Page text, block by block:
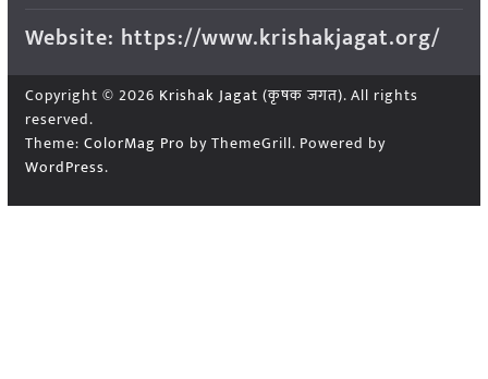
Website: https://www.krishakjagat.org/
Copyright © 2026 Krishak Jagat (कृषक जगत). All rights
reserved.
Theme: ColorMag Pro by ThemeGrill. Powered by
WordPress.